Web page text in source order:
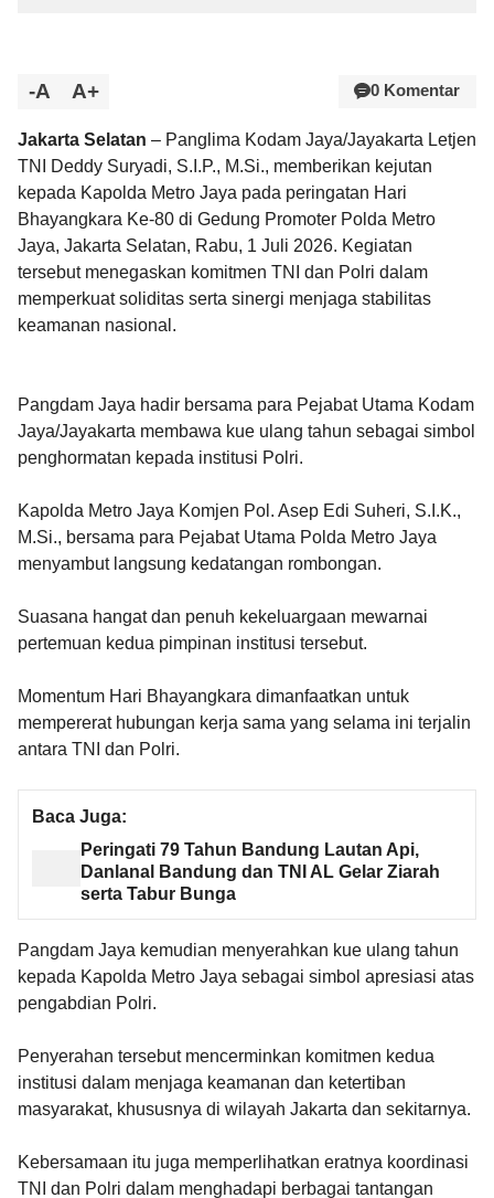
-A A+ 0 Komentar
Jakarta Selatan – Panglima Kodam Jaya/Jayakarta Letjen
TNI Deddy Suryadi, S.I.P., M.Si., memberikan kejutan
kepada Kapolda Metro Jaya pada peringatan Hari
Bhayangkara Ke-80 di Gedung Promoter Polda Metro
Jaya, Jakarta Selatan, Rabu, 1 Juli 2026. Kegiatan
tersebut menegaskan komitmen TNI dan Polri dalam
memperkuat soliditas serta sinergi menjaga stabilitas
keamanan nasional.
Pangdam Jaya hadir bersama para Pejabat Utama Kodam
Jaya/Jayakarta membawa kue ulang tahun sebagai simbol
penghormatan kepada institusi Polri.
Kapolda Metro Jaya Komjen Pol. Asep Edi Suheri, S.I.K.,
M.Si., bersama para Pejabat Utama Polda Metro Jaya
menyambut langsung kedatangan rombongan.
Suasana hangat dan penuh kekeluargaan mewarnai
pertemuan kedua pimpinan institusi tersebut.
Momentum Hari Bhayangkara dimanfaatkan untuk
mempererat hubungan kerja sama yang selama ini terjalin
antara TNI dan Polri.
Baca Juga:
Peringati 79 Tahun Bandung Lautan Api,
Danlanal Bandung dan TNI AL Gelar Ziarah
serta Tabur Bunga
Pangdam Jaya kemudian menyerahkan kue ulang tahun
kepada Kapolda Metro Jaya sebagai simbol apresiasi atas
pengabdian Polri.
Penyerahan tersebut mencerminkan komitmen kedua
institusi dalam menjaga keamanan dan ketertiban
masyarakat, khususnya di wilayah Jakarta dan sekitarnya.
Kebersamaan itu juga memperlihatkan eratnya koordinasi
TNI dan Polri dalam menghadapi berbagai tantangan